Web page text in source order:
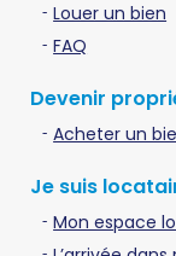
Louer un bien
FAQ
Devenir
Acheter un
Je suis
Mon espace